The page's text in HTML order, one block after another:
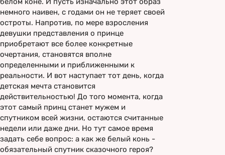
немного наивен, с годами он не теряет своей
остроты. Напротив, по мере взросления
девушки представления о принце
приобретают все более конкретные
очертания, становятся вполне
определенными и приближенными к
реальности. И вот наступает тот день, когда
детская мечта становится
действительностью! До того момента, когда
этот самый принц станет мужем и
спутником всей жизни, остаются считанные
недели или даже дни. Но тут самое время
задать себе вопрос: а как же белый конь -
обязательный спутник сказочного героя?